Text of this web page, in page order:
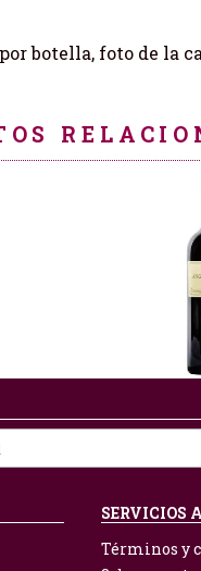
botella, foto de la
SERVICIOS
Términos y